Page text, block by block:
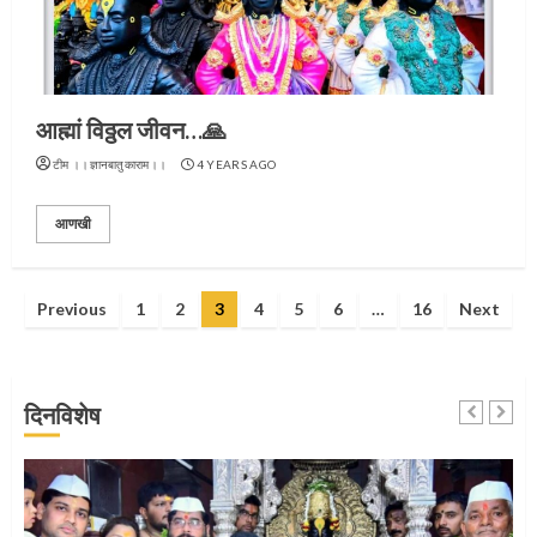
आह्मां विठ्ठल जीवन…🙏
टीम ।।ज्ञानबातुकाराम।। 4 YEARS AGO
आणखी
PostsPrevious 1 2 3 4 5 6 … 16 Next
दिनविशेष
3
प्रस्थान सोहळ्यासाठी आळंदी सज्ज
5